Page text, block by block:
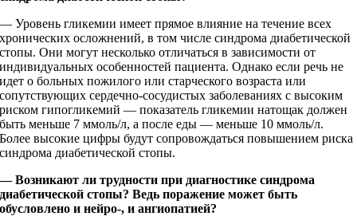
— Уровень гликемии имеет прямое влияние на течение всех
хронических осложнений, в том числе синдрома диабетической
стопы. Они могут несколько отличаться в зависимости от
индивидуальных особенностей пациента. Однако если речь не
идет о больных пожилого или старческого возраста или
сопутствующих сердечно-­сосудистых заболеваниях с высоким
риском гипогликемий — показатель гликемии натощак должен
быть меньше 7 ммоль/л, а после еды — меньше 10 ммоль/л.
Более высокие цифры будут сопровождаться повышением риска
синдрома диабетической стопы.
— Возникают ли трудности при диагностике синдрома
диабетической стопы? Ведь поражение может быть
обусловлено и нейро-, и ангиопатией?